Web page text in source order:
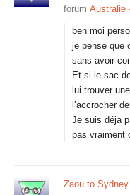
forum Australie
ben moi
je pense que
sans avoir
Et si le sac
lui trouver
l’accrocher
Je suis déja
pas vraiment
Zaou to Sydney